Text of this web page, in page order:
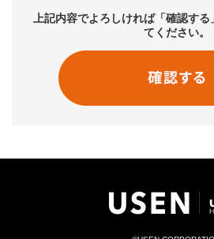
上記内容でよろしければ「確認す
てください。